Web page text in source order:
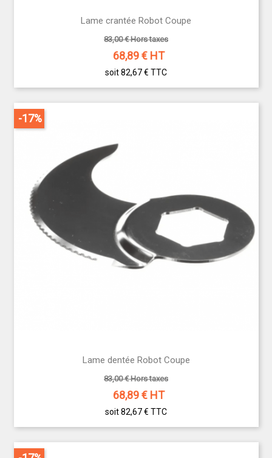
Lame crantée Robot Coupe
83,00 € Hors taxes
68,89€ HT
soit 82,67 € TTC
Lame dentée Robot Coupe
83,00 € Hors taxes
68,89€ HT
soit 82,67 € TTC
-17%